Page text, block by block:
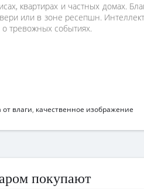
квартирах и частных домах.
или в зоне ресепшн.
тревожных событиях.
влаги, качественное изображение
покупают